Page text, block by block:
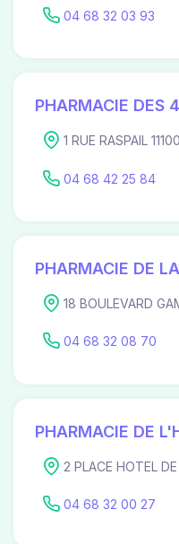
04 68 32 03 93
PHARMACIE DES
1 RUE RASPAIL
04 68 42 25 84
PHARMACIE DE
18 BOULEVARD
04 68 32 08 70
PHARMACIE DE
2 PLACE HOTEL
04 68 32 00 27